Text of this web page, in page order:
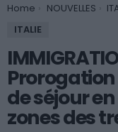
You are here:
Home NOUVELLES
ITALIE
de séjour
zones des